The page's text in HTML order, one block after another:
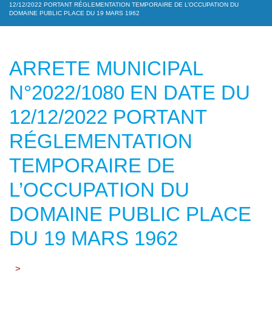
12/12/2022 PORTANT RÉGLEMENTATION TEMPORAIRE DE L’OCCUPATION DU
DOMAINE PUBLIC PLACE DU 19 MARS 1962
ARRETE MUNICIPAL
N°2022/1080 EN DATE DU
12/12/2022 PORTANT
RÉGLEMENTATION
TEMPORAIRE DE
L’OCCUPATION DU
DOMAINE PUBLIC PLACE
DU 19 MARS 1962
>